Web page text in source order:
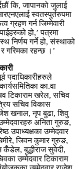
कि, जापानको जुलाई
स्वतस्पुर्तरुपमा
ग्रहण गर्न जिम्मेवारी
हो,’ पत्रमा
निर्णय गर्ने हो, संस्थाको
गरिमका रहन्छ ।’
पदाधिकारीहरुले
का.वा
टिकाराम खरेल, सचिव
सचिव विकास
खनाल, नृप बुढा, शिवु
अनिता गुरुङ,
उपाध्यक्षका उम्मेदवार
जिवन कुमार गुरुङ,
कँडेल, बुद्धीराज सुवेदी,
उम्मेदवार टिकाराम